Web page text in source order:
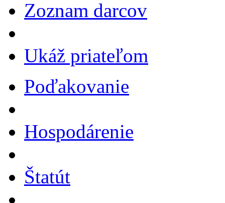
Zoznam darcov
Ukáž priateľom
Poďakovanie
Hospodárenie
Štatút